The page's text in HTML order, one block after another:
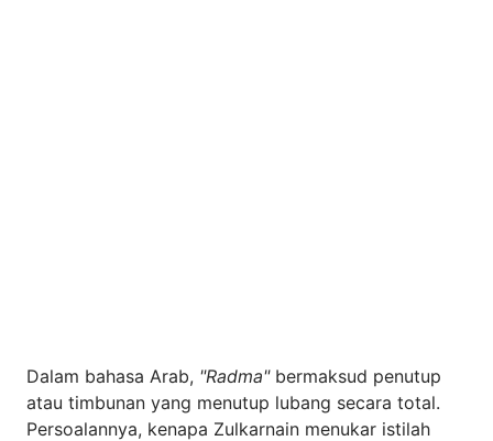
Dalam bahasa Arab, "Radma"bermaksud penutup
atau timbunan yang menutup lubang secara total.
Persoalannya, kenapa Zulkarnain menukar istilah